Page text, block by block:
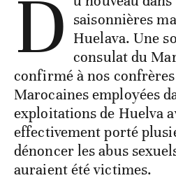
D saisonnières
Huelava. Une
consulat du
confirmé à nos
Marocaines employées
exploitations de Huelva
effectivement porté
dénoncer les abus
auraient été victimes.